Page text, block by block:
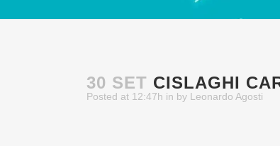
30 SET CISLAGHI
Posted at 12:47h in by Leonardo Agosti